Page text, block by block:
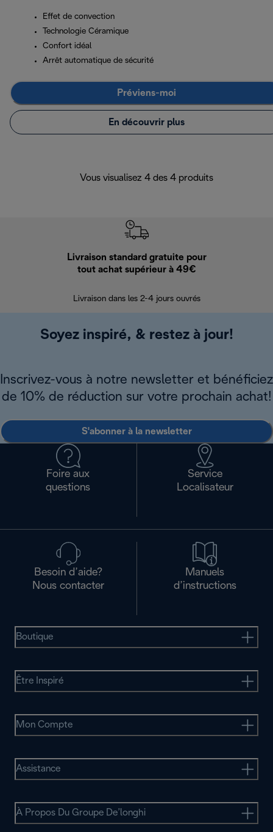
Effet de convection
Technologie Céramique
Confort idéal
Arrêt automatique de sécurité
Préviens-moi
En découvrir plus
Vous visualisez 4 des 4 produits
Livraison standard gratuite pour
tout achat supérieur à 49€
Livraison dans les 2-4 jours ouvrés
Soyez inspiré, & restez à jour!
Inscrivez-vous à notre newsletter et bénéficiez
de 10% de réduction sur votre prochain achat!
S'abonner à la newsletter
Foire aux
questions
Service
Localisateur
Besoin d’aide?
Nous contacter
Manuels
d’instructions
Boutique
Être Inspiré
Mon Compte
Assistance
À Propos Du Groupe De’longhi